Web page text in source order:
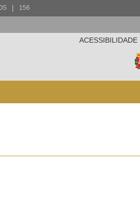
| 156
ACESSIBILIDADE